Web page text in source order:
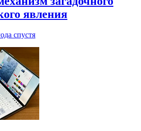
явления
спустя